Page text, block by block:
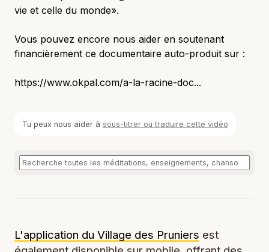
vie et celle du monde».
Vous pouvez encore nous aider en soutenant
financièrement ce documentaire auto-produit sur :
https://www.okpal.com/a-la-racine-doc...
Tu peux nous aider à sous-titrer ou traduire cette vidéo
L'application du Village des Pruniers est